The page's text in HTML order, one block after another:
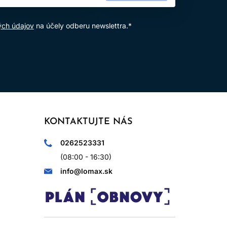
údajov na účely odberu newslettra.*
KONTAKTUJTE NÁS
0262523331
(08:00 - 16:30)
info@lomax.sk